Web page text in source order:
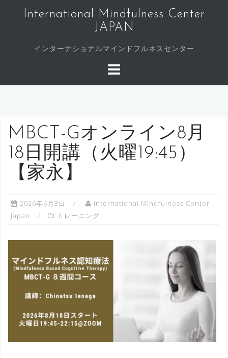
ス
International Mindfulness Center
JAPAN
インターナショナルマインドフルネスセンター
MBCT-Gオンライン8月
18日開講（火曜19:45）
【家永】
2026年6月3日
International Mindfulness Center
Japan
トレーニング